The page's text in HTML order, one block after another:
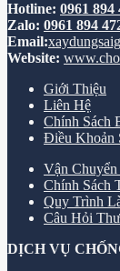
Hotline: 0961 894
Zalo: 0961 894
Email:
Website:
Giới Thiệu
Liên Hệ
Chính Sách
Điều Khoản
Vận
Chính Sách
Quy Trình
Câu Hỏi
DỊCH VỤ